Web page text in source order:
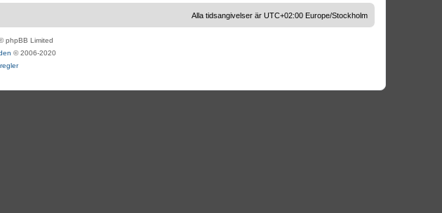
Alla tidsangivelser är UTC+02:00 Europe/Stockholm
phpBB Limited
© 2006-2020